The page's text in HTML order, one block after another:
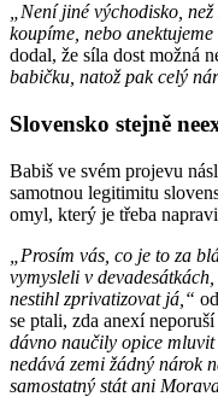
„Není jiné východisko,
koupíme, nebo
dodal, že síla dost možná
babičku, natož pak celý
Slovensko stejně
Babiš ve svém projevu
samotnou legitimitu
omyl, který je třeba
„Prosím vás, co je to za
vymysleli v
nestihl zprivatizovat já,“
se ptali, zda anexí
dávno naučily opice mluvit
nedává zemi žádný nárok
samostatný stát ani